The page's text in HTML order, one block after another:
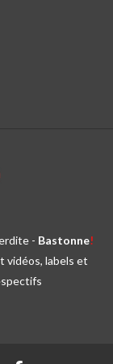
- Bastonne!
vidéos, labels et